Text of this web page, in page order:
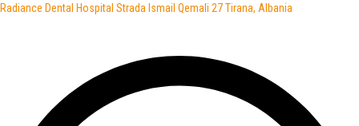
Radiance Dental Hospital Strada Ismail Qemali 27 Tirana, Albania